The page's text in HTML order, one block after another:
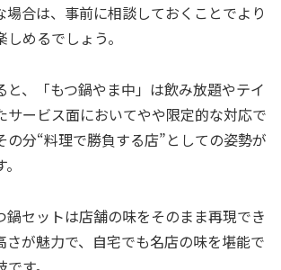
場合は、事前に相談しておくことでより
めるでしょう。
と、「もつ鍋やま中」は飲み放題やテイ
サービス面においてやや限定的な対応で
の分“料理で勝負する店”としての姿勢が
鍋セットは店舗の味をそのまま再現でき
さが魅力で、自宅でも名店の味を堪能で